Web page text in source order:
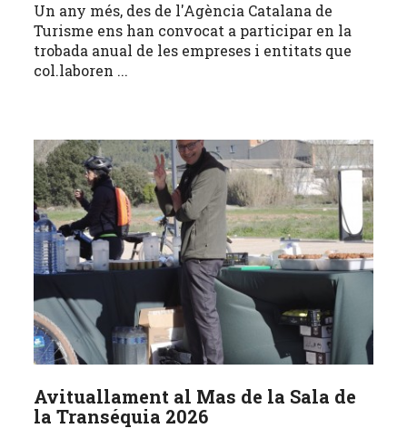
Un any més, des de l'Agència Catalana de
Turisme ens han convocat a participar en la
trobada anual de les empreses i entitats que
col.laboren ...
Avituallament al Mas de la Sala de
la Transéquia 2026